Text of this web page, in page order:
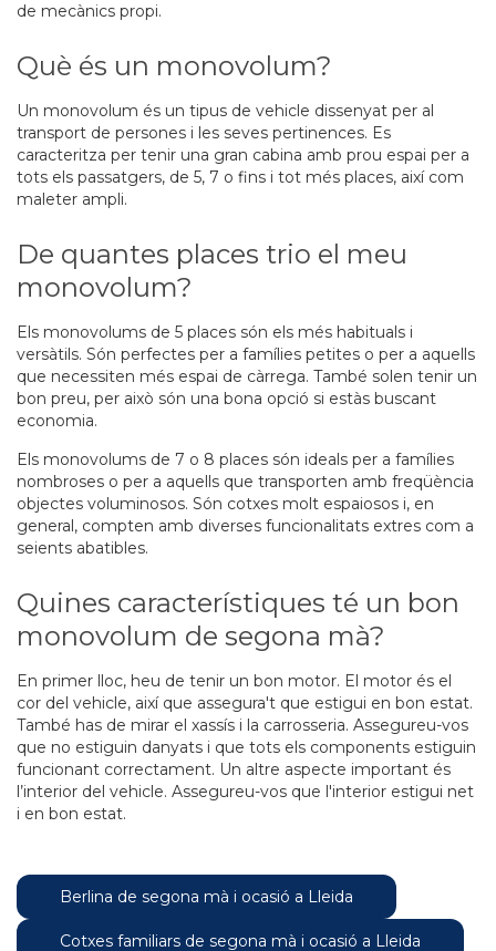
de mecànics propi.
Què és un monovolum?
Un monovolum és un tipus de vehicle dissenyat per al
transport de persones i les seves pertinences. Es
caracteritza per tenir una gran cabina amb prou espai per a
tots els passatgers, de 5, 7 o fins i tot més places, així com
maleter ampli.
De quantes places trio el meu
monovolum?
Els monovolums de 5 places són els més habituals i
versàtils. Són perfectes per a famílies petites o per a aquells
que necessiten més espai de càrrega. També solen tenir un
bon preu, per això són una bona opció si estàs buscant
economia.
Els monovolums de 7 o 8 places són ideals per a famílies
nombroses o per a aquells que transporten amb freqüència
objectes voluminosos. Són cotxes molt espaiosos i, en
general, compten amb diverses funcionalitats extres com a
seients abatibles.
Quines característiques té un bon
monovolum de segona mà?
En primer lloc, heu de tenir un bon motor. El motor és el
cor del vehicle, així que assegura't que estigui en bon estat.
També has de mirar el xassís i la carrosseria. Assegureu-vos
que no estiguin danyats i que tots els components estiguin
funcionant correctament. Un altre aspecte important és
l’interior del vehicle. Assegureu-vos que l'interior estigui net
i en bon estat.
Berlina de segona mà i ocasió a Lleida
Cotxes familiars de segona mà i ocasió a Lleida